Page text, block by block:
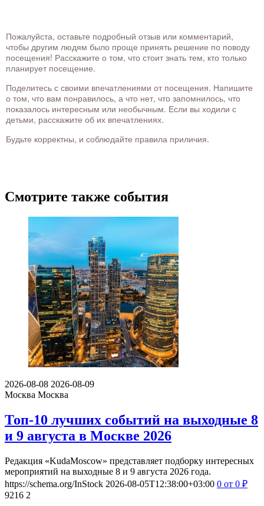
Пожалуйста, оставьте подробный отзыв или комментарий,
чтобы другим людям было проще принять решение по поводу
посещения! Расскажите о том, что стоит знать тем, кто только
планирует посещение.
Поделитесь с своими впечатлениями от посещения. Напишите
о том, что вам понравилось, а что нет, что запомнилось, что
показалось интересным или необычным. Если вы ходили с
детьми, расскажите об их впечатлениях.
Будьте корректны, и соблюдайте правила приличия.
Смотрите также события
2026-08-08 2026-08-09
Москва Москва
Топ-10 лучших событий на выходные 8
и 9 августа в Москве 2026
Редакция «KudaMoscow» представляет подборку интересных
мероприятий на выходные 8 и 9 августа 2026 года.
https://schema.org/InStock 2026-08-05T12:38:00+03:00 0 от 0 ₽
9216 2